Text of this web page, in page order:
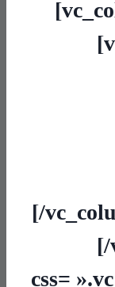
[/
[/
css=